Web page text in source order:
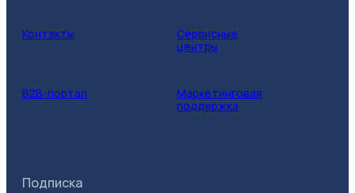
Контакты
Сервисные
центры
B2B-портал
Маркетинговая
поддержка
Подписка